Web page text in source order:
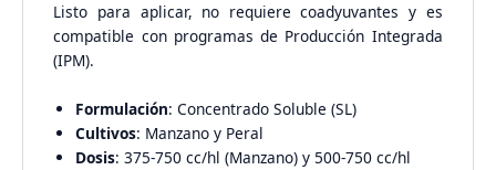
Listo para aplicar, no requiere coadyuvantes y es
compatible con programas de Producción Integrada
(IPM).
Formulación: Concentrado Soluble (SL)
Cultivos: Manzano y Peral
Dosis: 375-750 cc/hl (Manzano) y 500-750 cc/hl